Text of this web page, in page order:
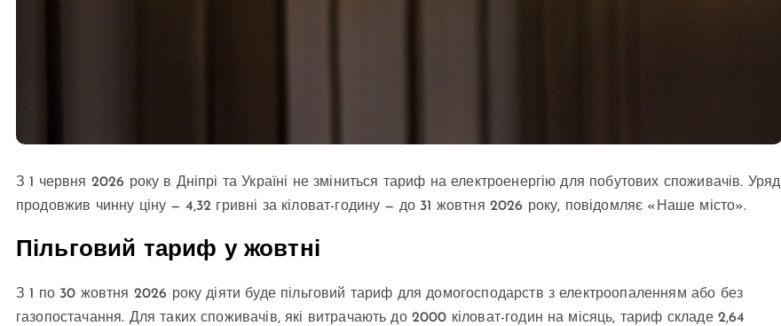
З 1 червня 2026 року в Дніпрі та Україні не зміниться тариф на електроенергію для побутових споживачів. Уряд
продовжив чинну ціну — 4,32 гривні за кіловат-годину — до 31 жовтня 2026 року, повідомляє «Наше місто».
Пільговий тариф у жовтні
З 1 по 30 жовтня 2026 року діяти буде пільговий тариф для домогосподарств з електроопаленням або без
газопостачання. Для таких споживачів, які витрачають до 2000 кіловат-годин на місяць, тариф складе 2,64